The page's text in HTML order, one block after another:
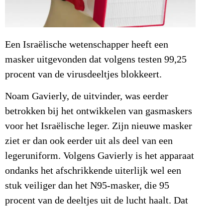
Een Israëlische wetenschapper heeft een
masker uitgevonden dat volgens testen 99,25
procent van de virusdeeltjes blokkeert.
Noam Gavierly, de uitvinder, was eerder
betrokken bij het ontwikkelen van gasmaskers
voor het Israëlische leger. Zijn nieuwe masker
ziet er dan ook eerder uit als deel van een
legeruniform. Volgens Gavierly is het apparaat
ondanks het afschrikkende uiterlijk wel een
stuk veiliger dan het N95-masker, die 95
procent van de deeltjes uit de lucht haalt. Dat